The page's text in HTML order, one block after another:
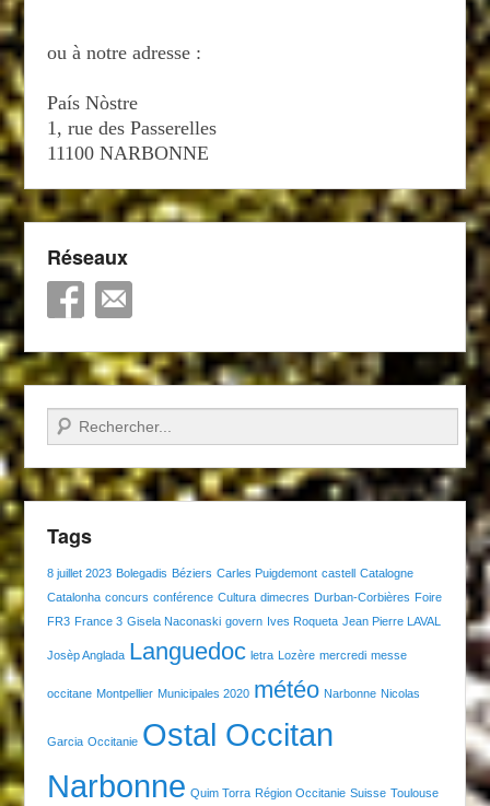
ou à notre adresse :
País Nòstre
1, rue des Passerelles
11100 NARBONNE
Réseaux
Recherche
Tags
8 juillet 2023 Bolegadis Béziers Carles Puigdemont castell Catalogne
Catalonha concurs conférence Cultura dimecres Durban-Corbières Foire
FR3 France 3 Gisela Naconaski govern Ives Roqueta Jean Pierre LAVAL
Josèp Anglada Languedoc letra Lozère mercredi messe
occitane Montpellier Municipales 2020 météo Narbonne Nicolas
Garcia Occitanie Ostal Occitan
Narbonne Quim Torra Région Occitanie Suisse Toulouse